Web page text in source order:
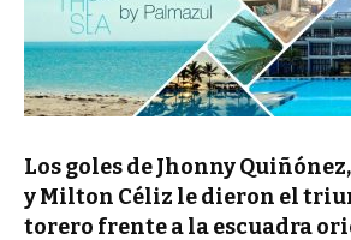
Los goles de Jhonny
y Milton Céliz le dieron el
torero frente a la escuadra